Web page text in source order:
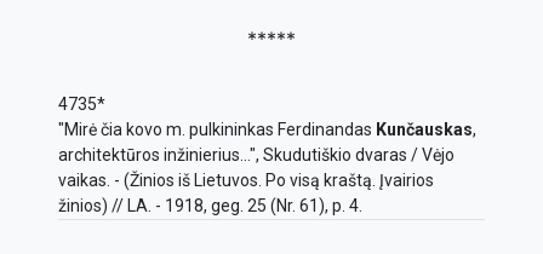
*****
4735*
"Mirė čia kovo m. pulkininkas Ferdinandas Kunčauskas,
architektūros inžinierius...", Skudutiškio dvaras / Vėjo
vaikas. - (Žinios iš Lietuvos. Po visą kraštą. Įvairios
žinios) // LA. - 1918, geg. 25 (Nr. 61), p. 4.